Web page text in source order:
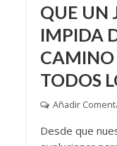
QUE UN
IMPIDA
CAMINO
TODOS
Añadir
Desde que